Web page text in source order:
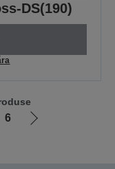
DS(190)
6
Mergi